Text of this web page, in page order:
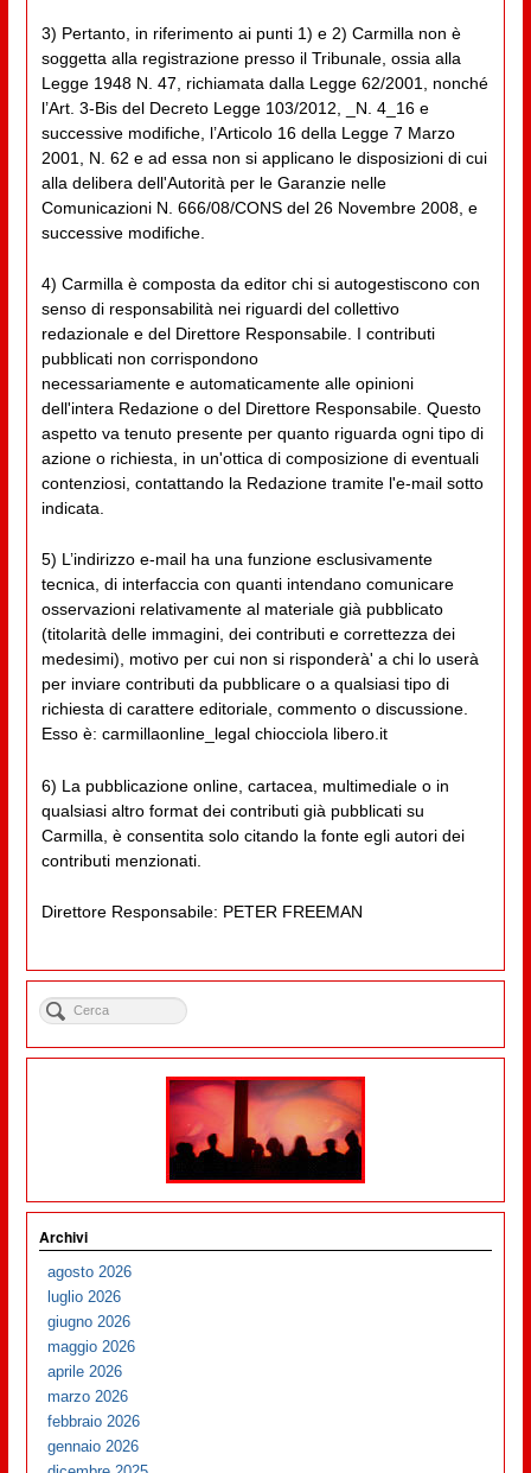
3) Pertanto, in riferimento ai punti 1) e 2) Carmilla non è
soggetta alla registrazione presso il Tribunale, ossia alla
Legge 1948 N. 47, richiamata dalla Legge 62/2001, nonché
l’Art. 3-Bis del Decreto Legge 103/2012, _N. 4_16 e
successive modifiche, l’Articolo 16 della Legge 7 Marzo
2001, N. 62 e ad essa non si applicano le disposizioni di cui
alla delibera dell'Autorità per le Garanzie nelle
Comunicazioni N. 666/08/CONS del 26 Novembre 2008, e
successive modifiche.
4) Carmilla è composta da editor chi si autogestiscono con
senso di responsabilità nei riguardi del collettivo
redazionale e del Direttore Responsabile. I contributi
pubblicati non corrispondono
necessariamente e automaticamente alle opinioni
dell'intera Redazione o del Direttore Responsabile. Questo
aspetto va tenuto presente per quanto riguarda ogni tipo di
azione o richiesta, in un'ottica di composizione di eventuali
contenziosi, contattando la Redazione tramite l'e-mail sotto
indicata.
5) L’indirizzo e-mail ha una funzione esclusivamente
tecnica, di interfaccia con quanti intendano comunicare
osservazioni relativamente al materiale già pubblicato
(titolarità delle immagini, dei contributi e correttezza dei
medesimi), motivo per cui non si risponderà' a chi lo userà
per inviare contributi da pubblicare o a qualsiasi tipo di
richiesta di carattere editoriale, commento o discussione.
Esso è: carmillaonline_legal chiocciola libero.it
6) La pubblicazione online, cartacea, multimediale o in
qualsiasi altro format dei contributi già pubblicati su
Carmilla, è consentita solo citando la fonte egli autori dei
contributi menzionati.
Direttore Responsabile: PETER FREEMAN
Archivi
agosto 2026
luglio 2026
giugno 2026
maggio 2026
aprile 2026
marzo 2026
febbraio 2026
gennaio 2026